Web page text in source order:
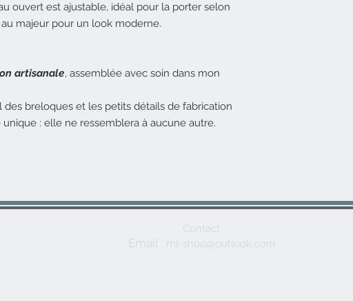
ouvert est ajustable, idéal pour la porter selon
majeur pour un look moderne.
artisanale, assemblée avec soin dans mon
breloques et les petits détails de fabrication
: elle ne ressemblera à aucune autre.
Contact
Email m l-shop@outlook.com